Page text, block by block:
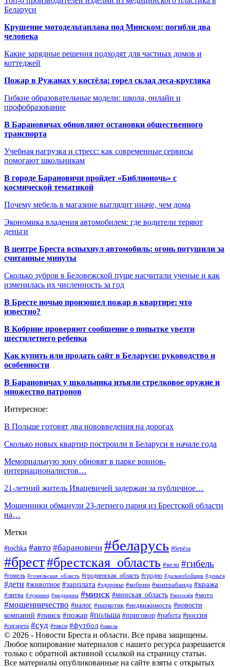
Беларуси
Крушение мотодельтаплана под Минском: погибли два
человека
Какие зарядные решения подходят для частных домов и
коттеджей
Пожар в Ружанах у костёла: горел склад леса-кругляка
Гибкие образовательные модели: школа, онлайн и
профобразование
В Барановичах обновляют остановки общественного
транспорта
Учебная нагрузка и стресс: как современные сервисы
помогают школьникам
В городе Барановичи пройдет «Библионочь» с
космической тематикой
Почему мебель в магазине выглядит иначе, чем дома
Экономика владения автомобилем: где водители теряют
деньги
В центре Бреста вспыхнул автомобиль: огонь потушили за
считанные минуты
Сколько зубров в Беловежской пуще насчитали ученые и как
изменилась их численность за год
В Бресте ночью произошел пожар в квартире: что
известно?
В Кобрине проверяют сообщение о попытке увезти
шестилетнего ребенка
Как купить или продать сайт в Беларуси: руководство и
особенности
В Барановичах у школьника изъяли стрелковое оружие и
множество патронов
Интересное:
В Польше готовят два нововведения на дорогах
Сколько новых квартир построили в Беларуси в начале года
Мемориальную зону обновят в парке воинов-
интернационалистов…
21-летний житель Ивацевичей задержан за публичное…
Мошенники обманули 23-летнего парня из Брестской области
на…
Метки
#tochka #авто #барановичи #беларусь #берёза
#брест#брестская_область #вело #гибель
#гомель #гомельская_область #гродненская_область #гродно #дальнобойщик #деньга
#дети #животное #зарплата #здоровье #кобрин #контрабанда #кража
#литва #лунинец #медицина #минск #минская_область #могилёв #мото
#мошенничество #налог #наркотик #недвижимость #новости
компаний #пинск #пожар #польша #приговор #работа #россия
#сигарета #суд #такси #футбол #школа
© 2026 - Новости Бреста и области. Все права защищены.
Любое копирование материалов с нашего ресурса разрешается
только с обратной активной ссылкой на страницу статьи.
Все материалы опубликованные на сайте взяты с открытых